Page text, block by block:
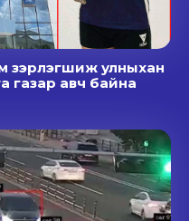
зэрлэгшиж улныхан
газар авч байна